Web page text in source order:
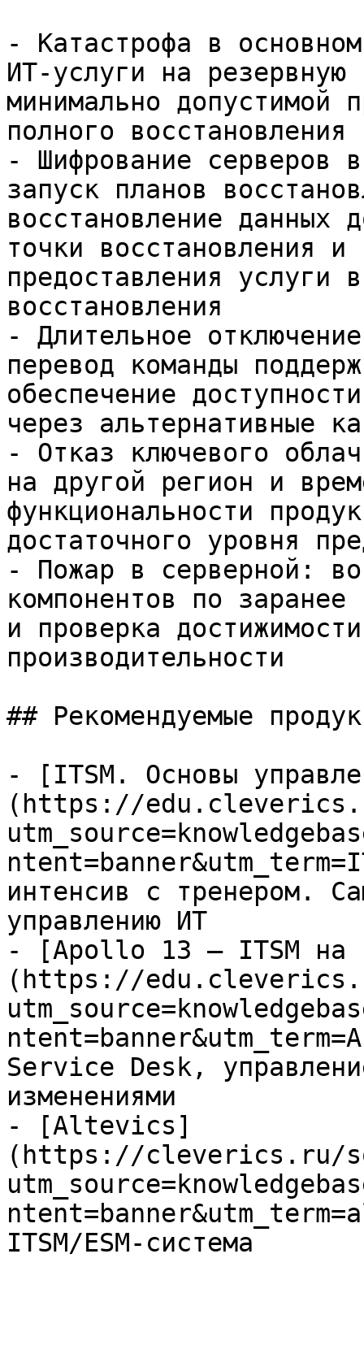
- Катастрофа в
ИТ-услуги на резервную
минимально допустимой
полного восстановления
- Шифрование серверов
запуск планов
восстановление данных
точки восстановления и
предоставления услуги
восстановления
- Длительное
перевод команды
обеспечение
через альтернативные
- Отказ ключевого
на другой регион и
функциональности
достаточного уровня
- Пожар в серверной:
компонентов по заранее
и проверка
производительности
## Рекомендуемые
- [ITSM. Основы
(https://
интенсив с тренером.
управлению ИТ
- [Apollo 13 — ITSM на
(https://
Service Desk,
изменениями
- [Altevics]
(https://cleverics.ru/
ITSM/ESM-система